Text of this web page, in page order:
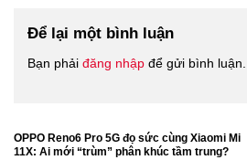
Để lại một bình luận
Bạn phải đăng nhập để gửi bình luận.
OPPO Reno6 Pro 5G đọ sức cùng Xiaomi Mi
11X: Ai mới “trùm” phân khúc tầm trung?